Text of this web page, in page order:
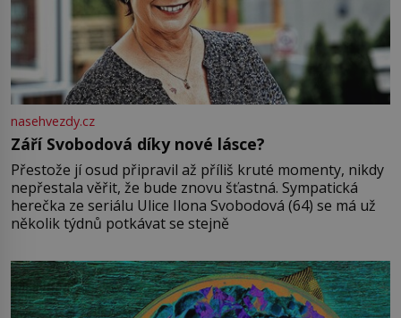
nasehvezdy.cz
Září Svobodová díky nové lásce?
Přestože jí osud připravil až příliš kruté momenty, nikdy
nepřestala věřit, že bude znovu šťastná. Sympatická
herečka ze seriálu Ulice Ilona Svobodová (64) se má už
několik týdnů potkávat se stejně